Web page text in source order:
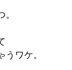
ワケ。